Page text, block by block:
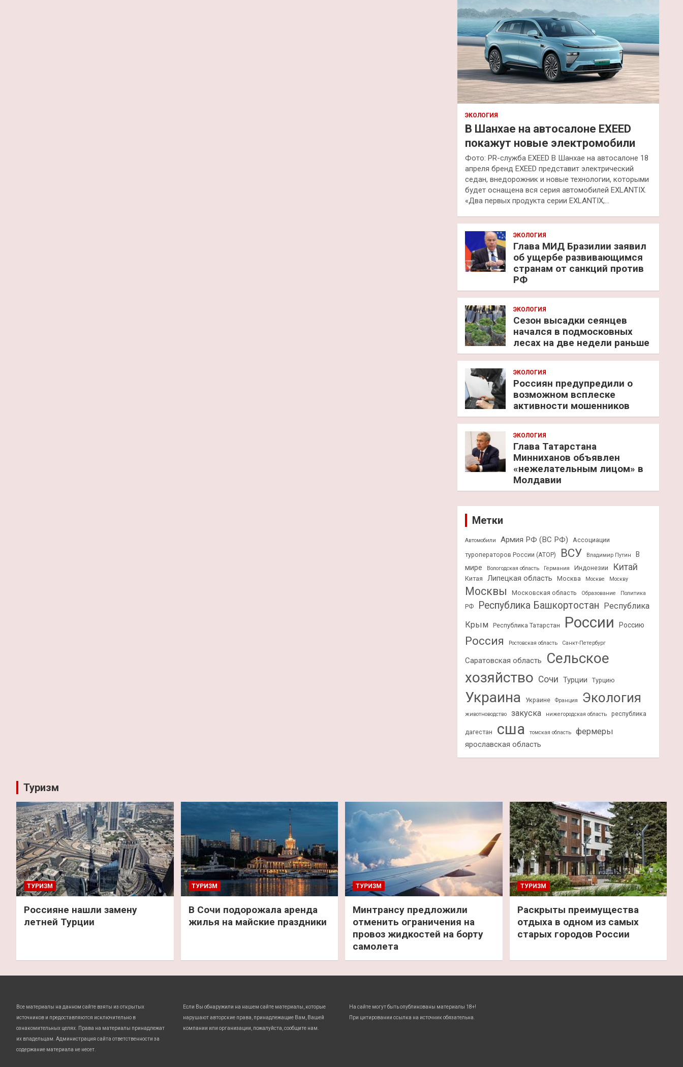
ЭКОЛОГИЯ
В Шанхае на автосалоне EXEED
покажут новые электромобили
Фото: PR-служба EXEED В Шанхае на автосалоне 18
апреля бренд EXEED представит электрический
седан, внедорожник и новые технологии, которыми
будет оснащена вся серия автомобилей EXLANTIX.
«Два первых продукта серии EXLANTIX,…
ЭКОЛОГИЯ
Глава МИД Бразилии заявил
об ущербе развивающимся
странам от санкций против
РФ
ЭКОЛОГИЯ
Сезон высадки сеянцев
начался в подмосковных
лесах на две недели раньше
ЭКОЛОГИЯ
Россиян предупредили о
возможном всплеске
активности мошенников
ЭКОЛОГИЯ
Глава Татарстана
Минниханов объявлен
«нежелательным лицом» в
Молдавии
Метки
Автомобили Армия РФ (ВС РФ)
Ассоциации
туроператоров России (АТОР)
ВСУ Владимир Путин
В
мире
Вологодская область Германия Индонезии Китай
Китая Липецкая область Москва Москве Москву
Москвы Московская область Образование Политика
РФ Республика Башкортостан Республика
Крым
Республика Татарстан России Россию
Россия Ростовская область Санкт-Петербург
Саратовская область
Сельское
хозяйство Сочи Турции Турцию
Украина Украине Франция Экология
животноводство закуска нижегородская область республика
дагестан сша томская область фермеры
ярославская область
Туризм
ТУРИЗМ
Россияне нашли замену
летней Турции
ТУРИЗМ
В Сочи подорожала аренда
жилья на майские праздники
ТУРИЗМ
Минтрансу предложили
отменить ограничения на
провоз жидкостей на борту
самолета
ТУРИЗМ
Раскрыты преимущества
отдыха в одном из самых
старых городов России
Все материалы на данном сайте взяты из открытых
источников и предоставляются исключительно в
ознакомительных целях. Права на материалы принадлежат
их владельцам. Администрация сайта ответственности за
содержание материала не несет.
Если Вы обнаружили на нашем сайте материалы, которые
нарушают авторские права, принадлежащие Вам, Вашей
компании или организации, пожалуйста, сообщите нам.
На сайте могут быть опубликованы материалы 18+!
При цитировании ссылка на источник обязательна.